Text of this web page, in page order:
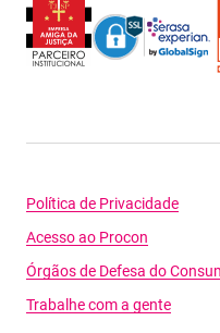
Política de Privacidade
Acesso ao Procon
Órgãos de Defesa do
Trabalhe com a gente